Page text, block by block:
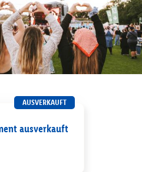
AUSVERKAUFT
ausverkauft